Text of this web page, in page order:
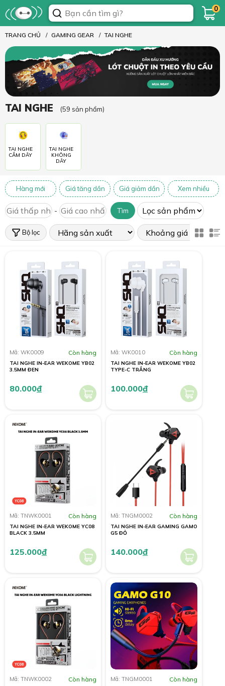
0
TRANG CHỦ GAMING GEAR TAI NGHE
TAI NGHE (59 sản phẩm)
TAI NGHE
CẮM DÂY
TAI NGHE
KHÔNG
DÂY
Hàng mới Giá tăng dần Giá giảm dần Xem nhiều
- Tìm
Bộ lọc
Mã: WK0009 Còn hàng
TAI NGHE IN-EAR WEKOME YB02
3.5MM ĐEN
80.000đ
Mã: WK0010 Còn hàng
TAI NGHE IN-EAR WEKOME YB02
TYPE-C TRẮNG
100.000đ
Mã: TNWK0001 Còn hàng
TAI NGHE IN-EAR WEKOME YC08
BLACK 3.5MM
125.000đ
Mã: TNGM0002 Còn hàng
TAI NGHE IN-EAR GAMING GAMO
G5 ĐỎ
140.000đ
Mã: TNWK0002 Còn hàng Mã: TNGM0001 Còn hàng